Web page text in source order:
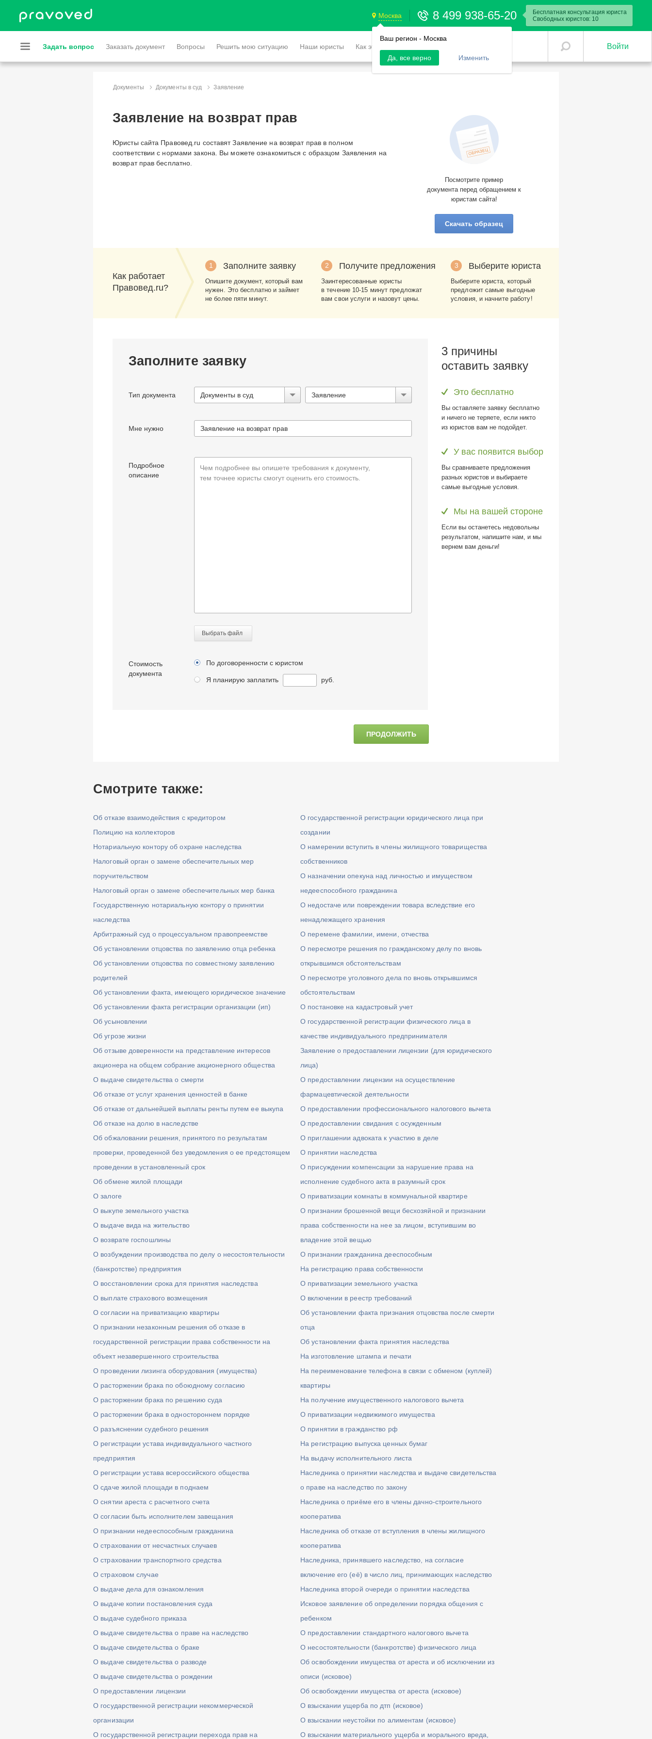
Москва
Ваш регион - Москва
Да, все верно Изменить
8 499 938-65-20
Бесплатная консультация юриста
Свободных юристов: 6
Задать вопрос Заказать документ Вопросы Решить мою ситуацию Наши юристы Как это работает Войти
Документы Документы в суд Заявление
Заявление на возврат прав
Юристы сайта Правовед.ru составят Заявление на возврат прав в полном
соответствии с нормами закона. Вы можете ознакомиться с образцом Заявления на
возврат прав бесплатно.
Посмотрите пример
документа перед обращением к
юристам сайта!
Скачать образец
Как работает
Правовед.ru?
3 Выберите юриста
Выберите юриста, который
предложит самые выгодные
условия, и начните работу!
2 Получите предложения
Заинтересованные юристы
в течение 10-15 минут предложат
вам свои услуги и назовут цены.
1 Заполните заявку
Опишите документ, который вам
нужен. Это бесплатно и займет
не более пяти минут.
Заполните заявку
Тип документа Документы в суд Заявление
Мне нужно
Подробное
описание
Чем подробнее вы опишете требования к документу,
тем точнее юристы смогут оценить его стоимость.
Выбрать файл
Стоимость
документа
По договоренности с юристом
Я планирую заплатить руб.
ПРОДОЛЖИТЬ
3 причины
оставить заявку
Это бесплатно
Вы оставляете заявку бесплатно
и ничего не теряете, если никто
из юристов вам не подойдет.
У вас появится выбор
Вы сравниваете предложения
разных юристов и выбираете
самые выгодные условия.
Мы на вашей стороне
Если вы останетесь недовольны
результатом, напишите нам, и мы
вернем вам деньги!
Смотрите также:
Об отказе взаимодействия с кредитором
Полицию на коллекторов
Нотариальную контору об охране наследства
Налоговый орган о замене обеспечительных мер
поручительством
Налоговый орган о замене обеспечительных мер банка
Государственную нотариальную контору о принятии
наследства
Арбитражный суд о процессуальном правопреемстве
Об установлении отцовства по заявлению отца ребенка
Об установлении отцовства по совместному заявлению
родителей
Об установлении факта, имеющего юридическое значение
Об установлении факта регистрации организации (ип)
Об усыновлении
Об угрозе жизни
Об отзыве доверенности на представление интересов
акционера на общем собрание акционерного общества
О выдаче свидетельства о смерти
Об отказе от услуг хранения ценностей в банке
Об отказе от дальнейшей выплаты ренты путем ее выкупа
Об отказе на долю в наследстве
Об обжаловании решения, принятого по результатам
проверки, проведенной без уведомления о ее предстоящем
проведении в установленный срок
Об обмене жилой площади
О залоге
О выкупе земельного участка
О выдаче вида на жительство
О возврате госпошлины
О возбуждении производства по делу о несостоятельности
(банкротстве) предприятия
О восстановлении срока для принятия наследства
О выплате страхового возмещения
О согласии на приватизацию квартиры
О признании незаконным решения об отказе в
государственной регистрации права собственности на
объект незавершенного строительства
О проведении лизинга оборудования (имущества)
О расторжении брака по обоюдному согласию
О расторжении брака по решению суда
О расторжении брака в одностороннем порядке
О разъяснении судебного решения
О регистрации устава индивидуального частного
предприятия
О регистрации устава всероссийского общества
О сдаче жилой площади в поднаем
О снятии ареста с расчетного счета
О согласии быть исполнителем завещания
О признании недееспособным гражданина
О страховании от несчастных случаев
О страховании транспортного средства
О страховом случае
О выдаче дела для ознакомления
О выдаче копии постановления суда
О выдаче судебного приказа
О выдаче свидетельства о праве на наследство
О выдаче свидетельства о браке
О выдаче свидетельства о разводе
О выдаче свидетельства о рождении
О предоставлении лицензии
О государственной регистрации некоммерческой
организации
О государственной регистрации перехода прав на
О государственной регистрации юридического лица при
создании
О намерении вступить в члены жилищного товарищества
собственников
О назначении опекуна над личностью и имуществом
недееспособного гражданина
О недостаче или повреждении товара вследствие его
ненадлежащего хранения
О перемене фамилии, имени, отчества
О пересмотре решения по гражданскому делу по вновь
открывшимся обстоятельствам
О пересмотре уголовного дела по вновь открывшимся
обстоятельствам
О постановке на кадастровый учет
О государственной регистрации физического лица в
качестве индивидуального предпринимателя
Заявление о предоставлении лицензии (для юридического
лица)
О предоставлении лицензии на осуществление
фармацевтической деятельности
О предоставлении профессионального налогового вычета
О предоставлении свидания с осужденным
О приглашении адвоката к участию в деле
О принятии наследства
О присуждении компенсации за нарушение права на
исполнение судебного акта в разумный срок
О приватизации комнаты в коммунальной квартире
О признании брошенной вещи бесхозяйной и признании
права собственности на нее за лицом, вступившим во
владение этой вещью
О признании гражданина дееспособным
На регистрацию права собственности
О приватизации земельного участка
О включении в реестр требований
Об установлении факта признания отцовства после смерти
отца
Об установлении факта принятия наследства
На изготовление штампа и печати
На переименование телефона в связи с обменом (куплей)
квартиры
На получение имущественного налогового вычета
О приватизации недвижимого имущества
О принятии в гражданство рф
На регистрацию выпуска ценных бумаг
На выдачу исполнительного листа
Наследника о принятии наследства и выдаче свидетельства
о праве на наследство по закону
Наследника о приёме его в члены дачно-строительного
кооператива
Наследника об отказе от вступления в члены жилищного
кооператива
Наследника, принявшего наследство, на согласие
включение его (её) в число лиц, принимающих наследство
Наследника второй очереди о принятии наследства
Исковое заявление об определении порядка общения с
ребенком
О предоставлении стандартного налогового вычета
О несостоятельности (банкротстве) физического лица
Об освобождении имущества от ареста и об исключении из
описи (исковое)
Об освобождении имущества от ареста (исковое)
О взыскании ущерба по дтп (исковое)
О взыскании неустойки по алиментам (исковое)
О взыскании материального ущерба и морального вреда,